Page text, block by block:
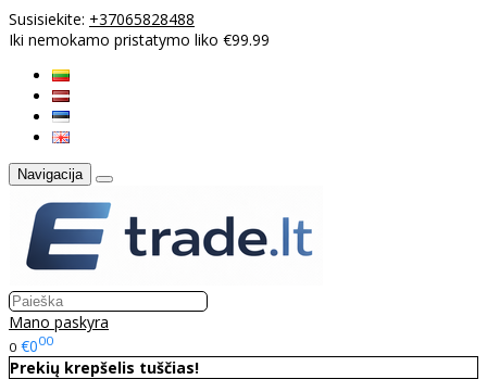
Susisiekite: +37065828488
Iki nemokamo pristatymo liko €99.99
Navigacija
Mano paskyra
0 €000
Prekių krepšelis tuščias!